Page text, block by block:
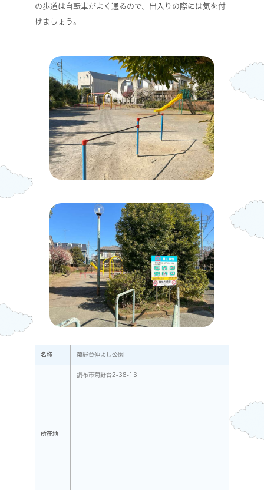
の歩道は自転車がよく通るので、出入りの際には気を付
けましょう。
名称 菊野台仲よし公園
所在地
調布市菊野台2-38-13